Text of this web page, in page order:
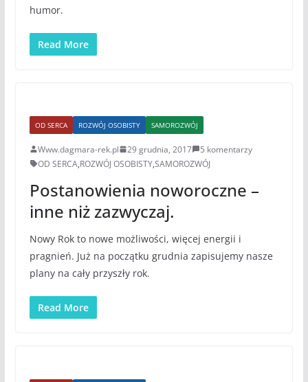
humor.
Read More
OD SERCA ROZWÓJ OSOBISTY SAMOROZWÓJ
Www.dagmara-rek.pl 29 grudnia, 2017
5 komentarzy
OD SERCA,ROZWÓJ OSOBISTY,SAMOROZWÓJ
Postanowienia noworoczne –
inne niż zazwyczaj.
Nowy Rok to nowe możliwości, więcej energii i
pragnień. Już na początku grudnia zapisujemy nasze
plany na cały przyszły rok.
Read More